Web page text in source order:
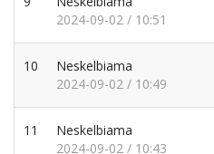
2024-09-02 / 10:51
10
Neskelbiama
2024-09-02 / 10:49
11
Neskelbiama
2024-09-02 / 10:43